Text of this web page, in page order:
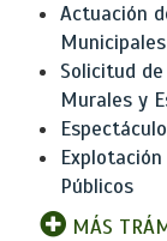
Actuación
Municipales
Solicitud
Murales y
Públicos
MÁS